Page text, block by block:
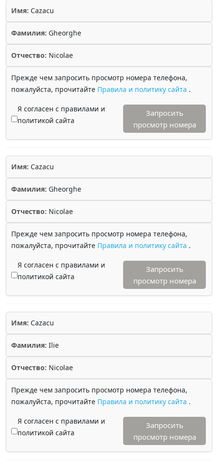
Имя: Cazacu
Фамилия: Gheorghe
Отчество: Nicolae
Прежде чем запросить просмотр номера телефона,
пожалуйста, прочитайте Правила и политику сайта .
Я согласен с правилами и
политикой сайта
Запросить
просмотр номера
Имя: Cazacu
Фамилия: Gheorghe
Отчество: Nicolae
Прежде чем запросить просмотр номера телефона,
пожалуйста, прочитайте Правила и политику сайта .
Я согласен с правилами и
политикой сайта
Запросить
просмотр номера
Имя: Cazacu
Фамилия: Ilie
Отчество: Nicolae
Прежде чем запросить просмотр номера телефона,
пожалуйста, прочитайте Правила и политику сайта .
Я согласен с правилами и
политикой сайта
Запросить
просмотр номера